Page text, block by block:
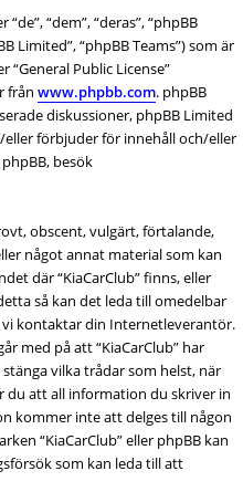
“dem”, “deras”, “phpBB
Limited”, “phpBB Teams”) som är
Public License”
från www.phpbb.com. phpBB
diskussioner, phpBB Limited
förbjuder för innehåll och/eller
besök
obscent, vulgärt, förtalande,
något annat material som kan
där “KiaCarClub” finns, eller
så kan det leda till omedelbar
kontaktar din Internetleverantör.
med på att “KiaCarClub” har
vilka trådar som helst, när
du att all information du skriver in
kommer inte att delges till någon
“KiaCarClub” eller phpBB kan
som kan leda till att